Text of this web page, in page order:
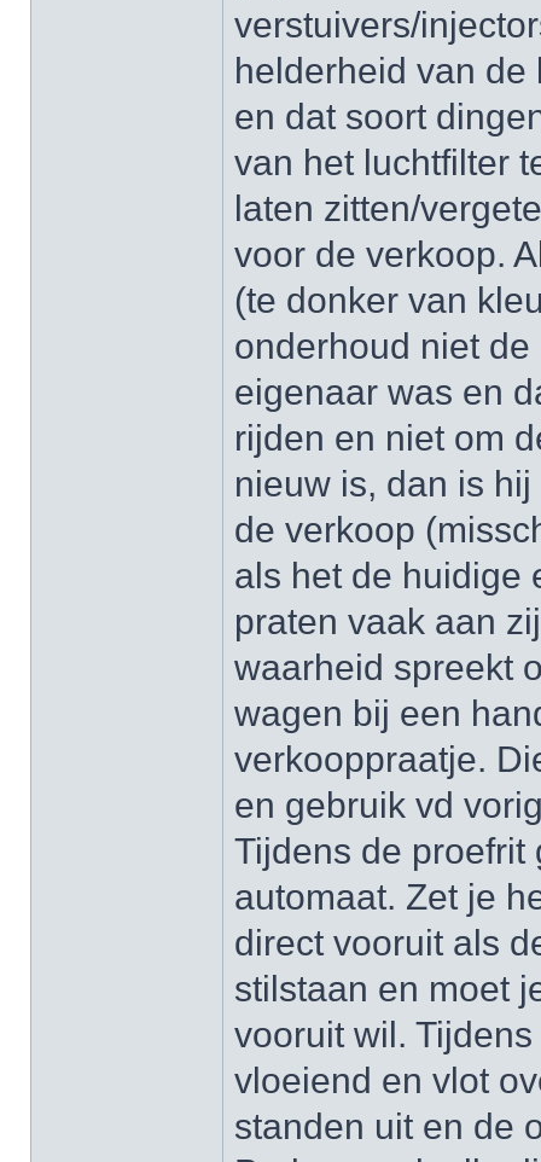
verstuivers/
helderheid van de
en dat soort
van het luchtfilter
laten zitten/
voor de verkoop.
(te donker van
onderhoud niet
eigenaar was en
rijden en niet om
nieuw is, dan is
de verkoop
als het de huidige
praten vaak aan
waarheid spreekt
wagen bij een
verkooppraatje.
en gebruik vd
Tijdens de proefrit
automaat. Zet je
direct vooruit als
stilstaan en moet
vooruit wil.
vloeiend en vlot
standen uit en de